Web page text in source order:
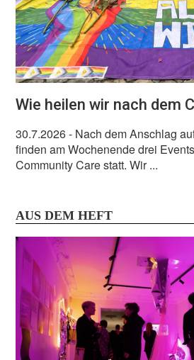
Wie heilen wir nach dem
30.7.2026- Nach dem Anschlag
finden am Wochenende drei
Community Care statt. Wir ...
AUS DEM HEFT